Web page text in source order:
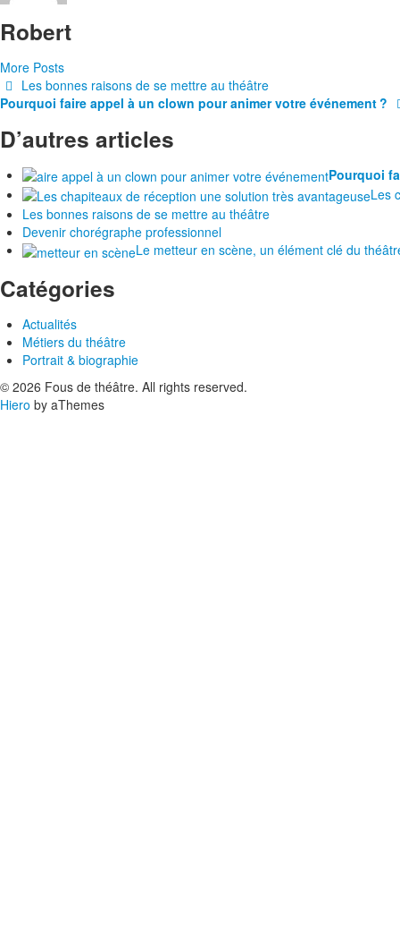
Robert
More Posts
Navigation
des
articles
Les bonnes raisons de se mettre au théâtre
Pourquoi faire appel à un clown pour animer votre événement ?
D’autres articles
Pourquoi
Les
Les bonnes raisons de se mettre au théâtre
Devenir chorégraphe professionnel
Le metteur en scène, un élément clé du
Catégories
Actualités
Métiers du théâtre
Portrait & biographie
© 2026 Fous de théâtre. All rights reserved.
Hiero by aThemes